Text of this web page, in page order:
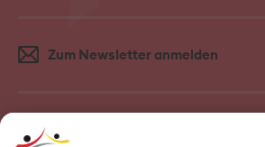
Zum Newsletter anmelden